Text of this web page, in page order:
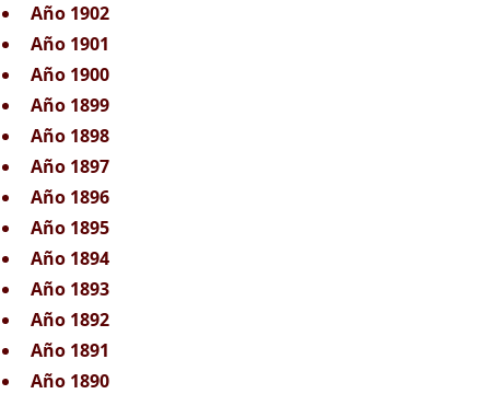
Año 1902
Año 1901
Año 1900
Año 1899
Año 1898
Año 1897
Año 1896
Año 1895
Año 1894
Año 1893
Año 1892
Año 1891
Año 1890